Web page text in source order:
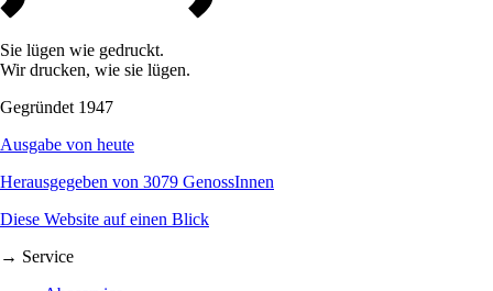
Sie lügen wie gedruckt.
Wir drucken, wie sie lügen.
Gegründet 1947
Ausgabe von heute
Herausgegeben von 3079 GenossInnen
Diese Website auf einen Blick
→ Service